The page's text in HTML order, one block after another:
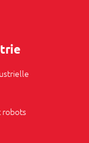
robots